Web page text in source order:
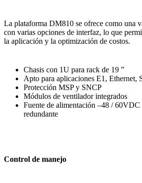
La plataforma DM810 se ofrece como una
con varias opciones de interfaz, lo que
la aplicación y la optimización de costos.
Chasis con 1U para rack de 19 ”
Apto para aplicaciones E1,
Protección MSP y SNCP
Módulos de ventilador integrados
Fuente de alimentación –48 /
redundante
Control de manejo